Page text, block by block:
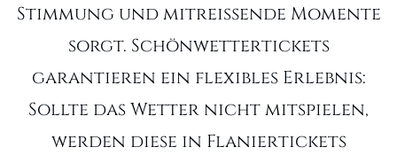
Stimmung und mitreißende Momente
sorgt. Schönwettertickets
garantieren ein flexibles Erlebnis:
Sollte das Wetter nicht mitspielen,
werden diese in Flaniertickets